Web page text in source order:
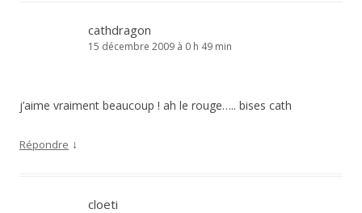
cathdragon
15 décembre 2009 à 0 h 49 min
j’aime vraiment beaucoup ! ah le rouge….. bises cath
Répondre ↓
cloeti